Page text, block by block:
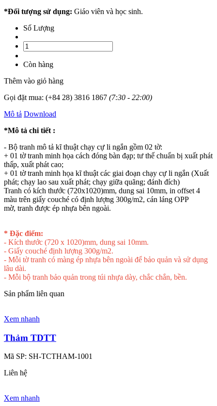
*Đối tượng sử dụng: Giáo viên và học sinh.
Số Lượng
Còn hàng
Thêm vào giỏ hàng
Gọi đặt mua: (+84 28) 3816 1867 (7:30 - 22:00)
Mô tả Download
*Mô tả chi tiết :
- Bộ tranh mô tả kĩ thuật chạy cự li ngắn gồm 02 tờ:
+ 01 tờ tranh minh họa cách đóng bàn đạp; tư thế chuẩn bị xuất phát
thấp, xuất phát cao;
+ 01 tờ tranh minh họa kĩ thuật các giai đoạn chạy cự li ngắn (Xuất
phát; chạy lao sau xuất phát; chạy giữa quãng; đánh đích)
Tranh có kích thước (720x1020)mm, dung sai 10mm, in offset 4
màu trên giấy couché có định lượng 300g/m2, cán láng OPP
mờ, tranh được ép nhựa bên ngoài.
* Đặc điểm:
- Kích thước (720 x 1020)mm, dung sai 10mm.
- Giấy couché định lượng 300g/m2.
- Mỗi tờ tranh có màng ép nhựa bên ngoài để bảo quản và sử dụng
lâu dài.
- Mỗi bộ tranh bảo quản trong túi nhựa dày, chắc chắn, bền.
Sản phẩm liên quan
Xem nhanh
Thảm TDTT
Mã SP: SH-TCTHAM-1001
Liên hệ
Xem nhanh